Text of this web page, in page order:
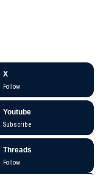
X
Follow
Youtube
Subscribe
Threads
Follow